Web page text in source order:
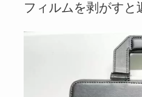
フィルムを剥がすと